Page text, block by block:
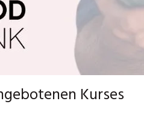
Kurses